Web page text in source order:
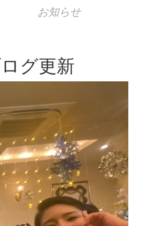
お知らせ
グ更新